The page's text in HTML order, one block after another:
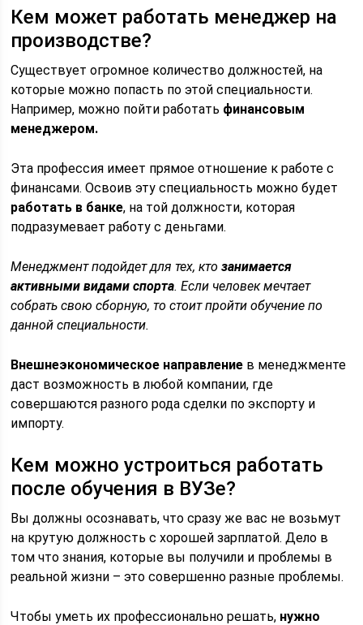
Кем может работать менеджер на
производстве?
Существует огромное количество должностей, на
которые можно попасть по этой специальности.
Например, можно пойти работать финансовым
менеджером.
Эта профессия имеет прямое отношение к работе с
финансами. Освоив эту специальность можно будет
работать в банке, на той должности, которая
подразумевает работу с деньгами.
Менеджмент подойдет для тех, ктозанимается
активными видами спорта. Если человек мечтает
собрать свою сборную, то стоит пройти обучение по
данной специальности.
Внешнеэкономическое направление в менеджменте
даст возможность в любой компании, где
совершаются разного рода сделки по экспорту и
импорту.
Кем можно устроиться работать
после обучения в ВУЗе?
Вы должны осознавать, что сразу же вас не возьмут
на крутую должность с хорошей зарплатой. Дело в
том что знания, которые вы получили и проблемы в
реальной жизни – это совершенно разные проблемы.
Чтобы уметь их профессионально решать, нужно